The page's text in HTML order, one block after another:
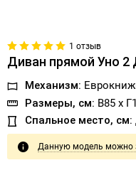
1 отзыв
Диван прямой Уно
Механизм:
Размеры, см: В85 x
Спальное место, см:
Данную модель можно